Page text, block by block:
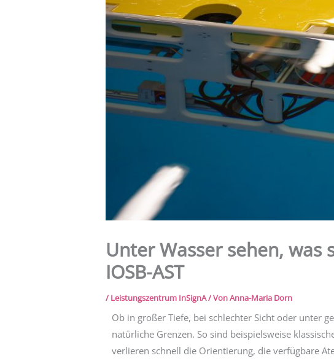
Unter Wasser sehen,
IOSB-AST
/ Leistungszentrum InSignA/ VonAnna-Maria Dorn
Ob in großer Tiefe, bei schlechter Sicht oder unter
natürliche Grenzen. So sind beispielsweise
verlieren schnell die Orientierung, die verfügbare